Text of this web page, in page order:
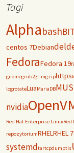
Tagi
Alphabash
centos 7Debiandel
FedoraFedora 19
gnomegrub2gt.mgziphttps
logrotateLuaMariaDB
nvidia
Red Hat Enterprise Linux
repozytoriumRHELRHEL 7
systemdtartcpdumptls